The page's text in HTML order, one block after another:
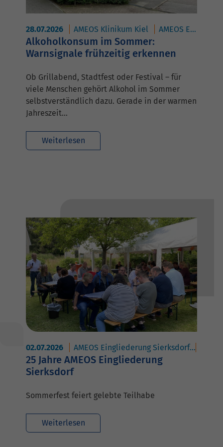
28.07.2026 AMEOS Klinikum Kiel AMEOS Eingliederung HORIZON Kiel
Alkoholkonsum im Sommer:
Warnsignale frühzeitig erkennen
Ob Grillabend, Stadtfest oder Festival – für
viele Menschen gehört Alkohol im Sommer
selbstverständlich dazu. Gerade in der warmen
Jahreszeit…
Weiterlesen
02.07.2026 AMEOS Eingliederung Sierksdorf
25 Jahre AMEOS Eingliederung
Sierksdorf
Sommerfest feiert gelebte Teilhabe
Weiterlesen